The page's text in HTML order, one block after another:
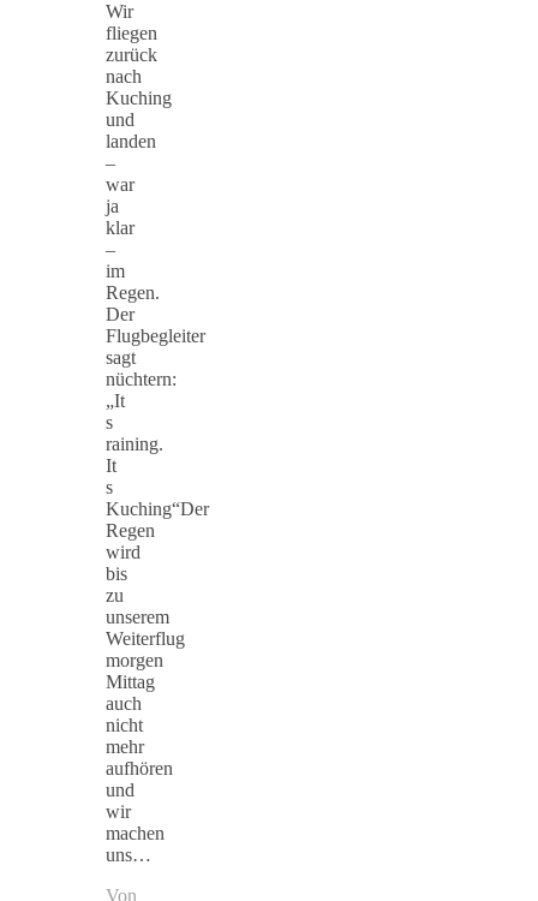
Wir
fliegen
zurück
nach
Kuching
und
landen
–
war
ja
klar
–
im
Regen.
Der
Flugbegleiter
sagt
nüchtern:
„It
s
raining.
It
s
Kuching“Der
Regen
wird
bis
zu
unserem
Weiterflug
morgen
Mittag
auch
nicht
mehr
aufhören
und
wir
machen
uns…
Von